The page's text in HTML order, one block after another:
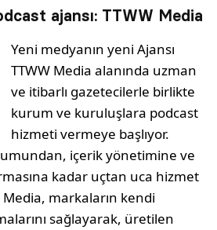
ajansı: TTWW Media
Yeni medyanın yeni Ajansı
TTWW Media alanında uzman
ve itibarlı gazetecilerle birlikte
kurum ve kuruluşlara podcast
hizmeti vermeye başlıyor.
içerik yönetimine ve
kadar uçtan uca hizmet
markaların kendi
sağlayarak, üretilen